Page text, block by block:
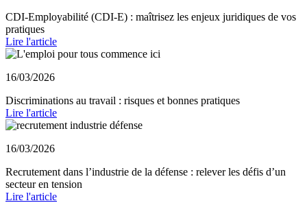
CDI-Employabilité (CDI-E) : maîtrisez les enjeux juridiques de vos
pratiques
Lire l'article
16/03/2026
Discriminations au travail : risques et bonnes pratiques
Lire l'article
16/03/2026
Recrutement dans l’industrie de la défense : relever les défis d’un
secteur en tension
Lire l'article